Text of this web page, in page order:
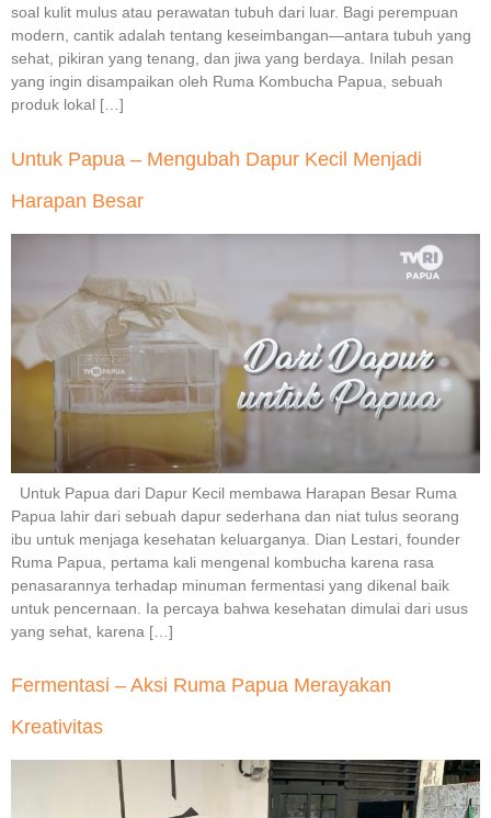
soal kulit mulus atau perawatan tubuh dari luar. Bagi perempuan
modern, cantik adalah tentang keseimbangan—antara tubuh yang
sehat, pikiran yang tenang, dan jiwa yang berdaya. Inilah pesan
yang ingin disampaikan oleh Ruma Kombucha Papua, sebuah
produk lokal […]
Untuk Papua – Mengubah Dapur Kecil Menjadi
Harapan Besar
Untuk Papua dari Dapur Kecil membawa Harapan Besar Ruma
Papua lahir dari sebuah dapur sederhana dan niat tulus seorang
ibu untuk menjaga kesehatan keluarganya. Dian Lestari, founder
Ruma Papua, pertama kali mengenal kombucha karena rasa
penasarannya terhadap minuman fermentasi yang dikenal baik
untuk pencernaan. Ia percaya bahwa kesehatan dimulai dari usus
yang sehat, karena […]
Fermentasi – Aksi Ruma Papua Merayakan
Kreativitas